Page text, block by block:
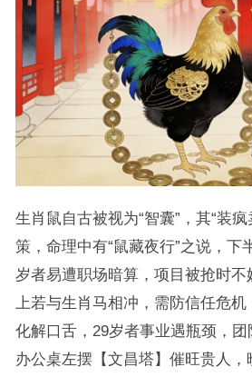
生肖鼠自古被视为“智囊”，其“装
策，命理中有“鼠藏夜行”之说，下
岁者易遭职场暗算，项目被抢时
上若与生肖马相冲，需防信任危机
化解口舌，29岁者事业遇瓶颈，
办公桌左摆【文昌塔】催旺贵人